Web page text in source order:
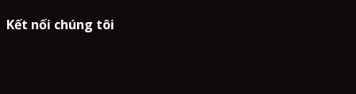
Kết nối chúng tôi